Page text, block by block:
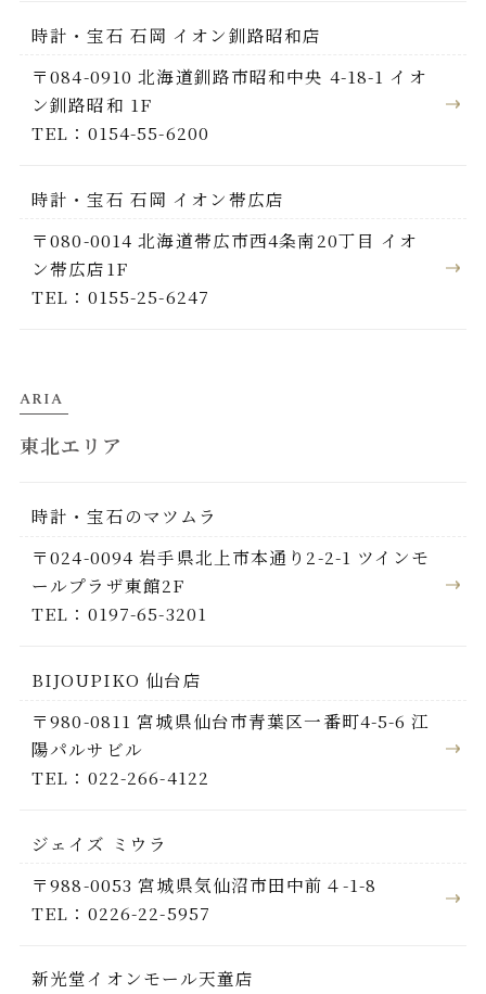
時計・宝石 石岡 イオン釧路昭和店
〒084-0910 北海道釧路市昭和中央 4-18-1 イオ
ン釧路昭和 1F
TEL：0154-55-6200
時計・宝石 石岡 イオン帯広店
〒080-0014 北海道帯広市西4条南20丁目 イオ
ン帯広店1F
TEL：0155-25-6247
ARIA
東北エリア
時計・宝石のマツムラ
〒024-0094 岩手県北上市本通り2-2-1 ツインモ
ールプラザ東館2F
TEL：0197-65-3201
BIJOUPIKO 仙台店
〒980-0811 宮城県仙台市青葉区一番町4-5-6 江
陽パルサビル
TEL：022-266-4122
ジェイズ ミウラ
〒988-0053 宮城県気仙沼市田中前４-1-8
TEL：0226-22-5957
新光堂イオンモール天童店